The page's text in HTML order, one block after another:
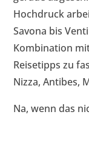
Hochdruck
Savona bis
Kombination
Reisetipps zu
Nizza, Antibes,
Na, wenn das